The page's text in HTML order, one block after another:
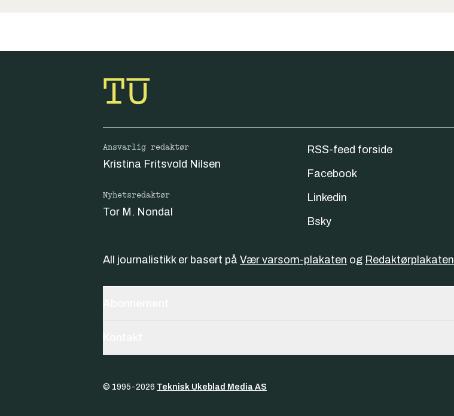
Ansvarlig redaktør
Kristina Fritsvold Nilsen
Nyhetsredaktør
Tor M. Nondal
RSS-feed forside
Facebook
Linkedin
Bsky
All journalistikk er basert på Vær varsom-plakaten og Redaktørplakaten
© 1995-2026 Teknisk Ukeblad Media AS